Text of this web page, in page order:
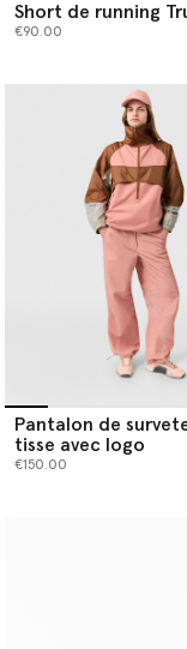
Short de running
€90.00
Pantalon de
tisse avec logo
€150.00